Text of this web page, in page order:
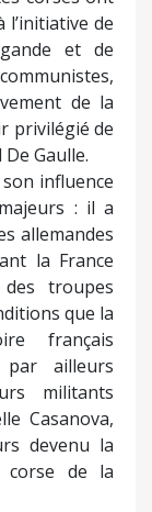
de
et de
de la
privilégié de
Gaulle.
influence
: il a
allemandes
la France
troupes
que la
français
ailleurs
militants
Casanova,
devenu la
corse de la